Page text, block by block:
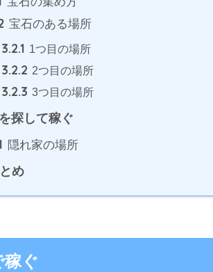
宝石のある場所
3.2.1 1つ目の場所
3.2.2 2つ目の場所
3.2.3 3つ目の場所
探して稼ぐ
隠れ家の場所
め
ぐ